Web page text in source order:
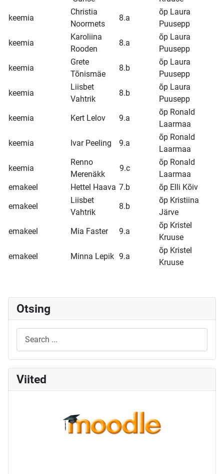
keemia
Christia
Noormets
8.a
õp Laura
Puusepp
keemia
Karoliina
Rooden
8.a
õp Laura
Puusepp
keemia
Grete
Tõnismäe
8.b
õp Laura
Puusepp
keemia
Liisbet
Vahtrik
8.b
õp Laura
Puusepp
keemia
Kert Lelov 9.a
õp Ronald
Laarmaa
keemia
Ivar Peeling 9.a
õp Ronald
Laarmaa
keemia
Renno
Merenäkk
9.c
õp Ronald
Laarmaa
emakeel
Hettel Haava 7.b
õp Elli Kõiv
emakeel
Liisbet
Vahtrik
8.b
õp Kristiina
Järve
emakeel
Mia Faster 9.a
õp Kristel
Kruuse
emakeel
Minna Lepik 9.a
õp Kristel
Kruuse
Otsing
Viited